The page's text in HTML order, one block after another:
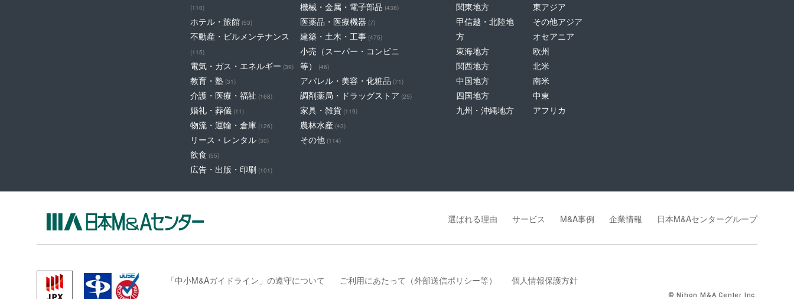
(110)
ホテル・旅館 (53)
不動産・ビルメンテナンス
(115)
電気・ガス・エネルギー (39)
教育・塾 (31)
介護・医療・福祉 (168)
婚礼・葬儀 (11)
物流・運輸・倉庫 (126)
リース・レンタル (30)
飲食 (55)
広告・出版・印刷 (101)
機械・金属・電子部品 (438)
医薬品・医療機器 (7)
建築・土木・工事 (475)
小売（スーパー・コンビニ
等）
(46)
アパレル・美容・化粧品 (71)
調剤薬局・ドラッグストア (25)
家具・雑貨 (119)
農林水産 (43)
その他 (114)
関東地方
甲信越・北陸地
方
東海地方
関西地方
中国地方
四国地方
九州・沖縄地方
東アジア
その他アジア
オセアニア
欧州
北米
南米
中東
アフリカ
選ばれる理由 サービス M&A事例 企業情報 日本M&Aセンターグループ
「中小M&Aガイドライン」の遵守について ご利用にあたって（外部送信ポリシー等）
個人情報保護方針
© Nihon M&A Center Inc.